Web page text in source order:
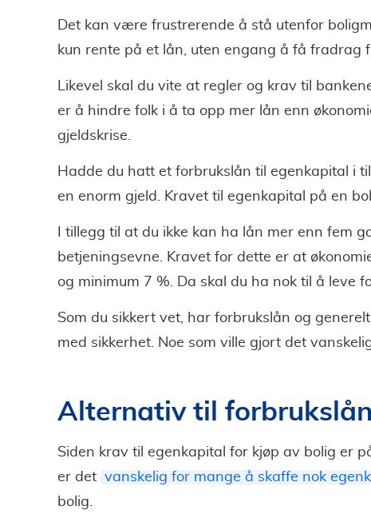
Det kan være frustrerende å stå utenfor
kun rente på et lån, uten engang å få fradrag
Likevel skal du vite at regler og krav til
er å hindre folk i å ta opp mer lån enn
gjeldskrise.
Hadde du hatt et forbrukslån til egenkapital i
en enorm gjeld. Kravet til egenkapital på en
I tillegg til at du ikke kan ha lån mer enn fem
betjeningsevne. Kravet for dette er at
og minimum 7 %. Da skal du ha nok til å leve
Som du sikkert vet, har forbrukslån og
med sikkerhet. Noe som ville gjort det
Alternativ til
Siden krav til egenkapital for kjøp av bolig er
er det vanskelig for mange å skaffe nok
bolig.